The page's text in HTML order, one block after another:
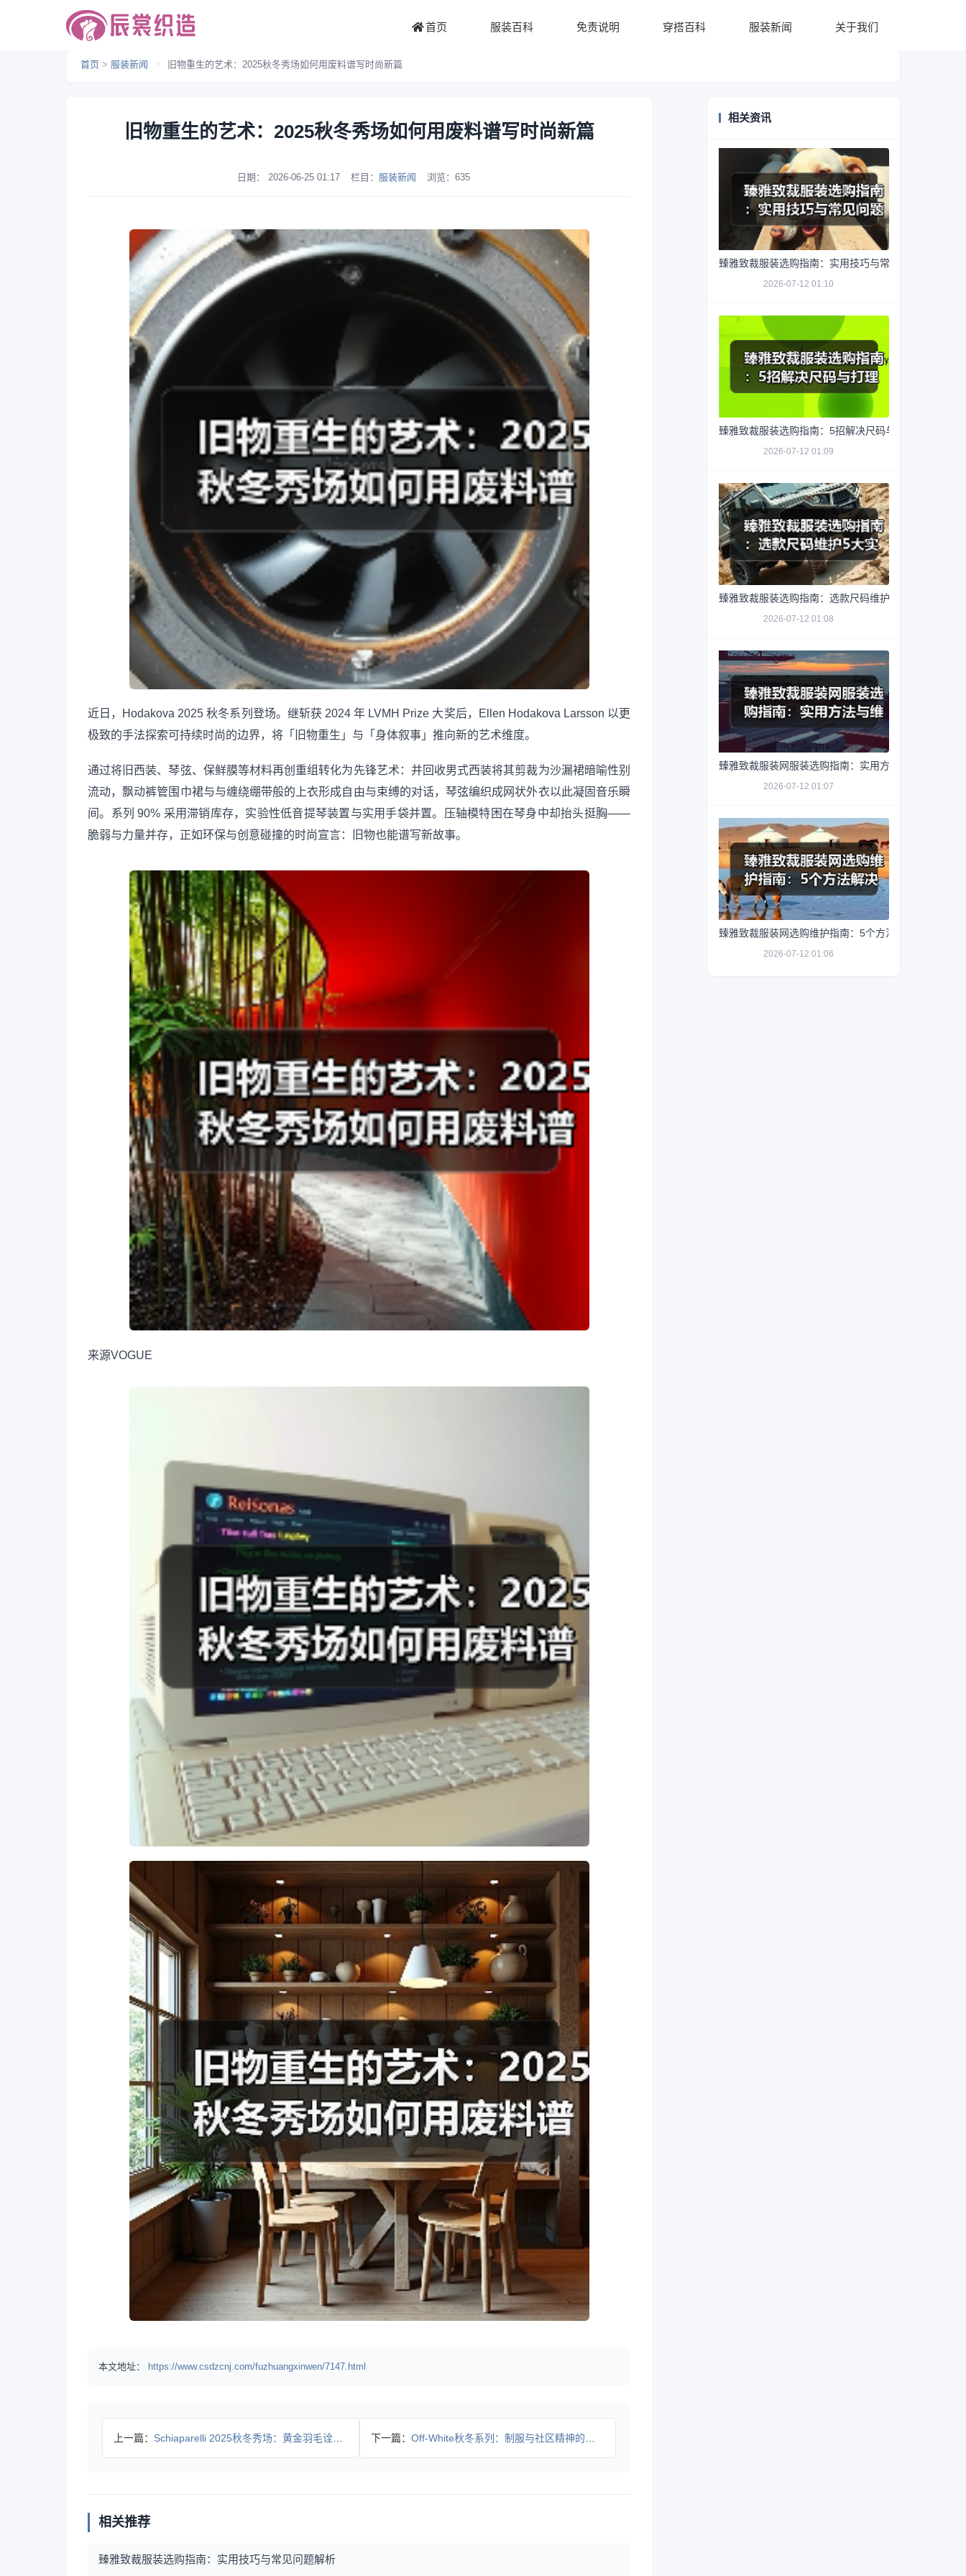
首页 服装百科 免责说明 穿搭百科 服装新闻 关于我们
首页 > 服装新闻 > 旧物重生的艺术：2025秋冬秀场如何用废料谱写时尚新篇
旧物重生的艺术：2025秋冬秀场如何用废料谱写时尚新篇
日期： 2026-06-25 01:17 栏目： 服装新闻 浏览： 635
近日，Hodakova 2025 秋冬系列登场。继斩获 2024 年 LVMH Prize 大奖后，Ellen Hodakova Larsson 以更
极致的手法探索可持续时尚的边界，将「旧物重生」与「身体叙事」推向新的艺术维度。
通过将旧西装、琴弦、保鲜膜等材料再创重组转化为先锋艺术：并回收男式西装将其剪裁为沙漏裙暗喻性别
流动，飘动裤管围巾裙与与缠绕绷带般的上衣形成自由与束缚的对话，琴弦编织成网状外衣以此凝固音乐瞬
间。系列 90% 采用滞销库存，实验性低音提琴装置与实用手袋并置。压轴模特困在琴身中却抬头挺胸——
脆弱与力量并存，正如环保与创意碰撞的时尚宣言：旧物也能谱写新故事。
来源VOGUE
本文地址： https://www.csdzcnj.com/fuzhuangxinwen/7147.html
上一篇： Schiaparelli 2025秋冬秀场：黄金羽毛诠释伊卡 下一篇： Off-White秋冬系列：制服与社区精神的叛逆融合
相关推荐
臻雅致裁服装选购指南：实用技巧与常见问题解析
相关资讯
臻雅致裁服装选购指南：实用技巧与常见问题解析
2026-07-12 01:10
臻雅致裁服装选购指南：5招解决尺码与打理难题
2026-07-12 01:09
臻雅致裁服装选购指南：选款尺码维护5大实用方法
2026-07-12 01:08
臻雅致裁服装网服装选购指南：实用方法与维护技巧
2026-07-12 01:07
臻雅致裁服装网选购维护指南：5个方法解决网购踩坑
2026-07-12 01:06